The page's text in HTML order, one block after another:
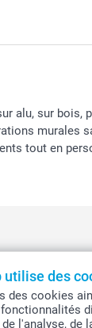
utilise des
des cookies
de l'analyse,
alu, sur bois,
murales
tout en
-